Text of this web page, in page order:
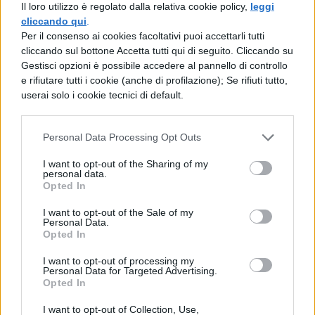
Il loro utilizzo è regolato dalla relativa cookie policy, leggi
cliccando qui
Per il consenso ai cookies facoltativi puoi accettarli tutti
cliccando sul bottone Accetta tutti qui di seguito. Cliccando su
Gestisci opzioni è possibile accedere al pannello di controllo
e rifiutare tutti i cookie (anche di profilazione); Se rifiuti tutto,
userai solo i cookie tecnici di default.
Personal Data Processing Opt Outs
I want to opt-out of the Sharing of my
personal data.
Opted In
I want to opt-out of the Sale of my
Personal Data.
Opted In
I want to opt-out of processing my
Personal Data for Targeted Advertising.
Opted In
I want to opt-out of Collection, Use,
base al proprio singolare credo
costringe le persone che rapisce a
mettersi in gioco e a superare le
proprie debolezze affrontando trappole
tanto ingegnose quanto letali e
dolorosissime.
film ci mostrasse un assassino seriale
avendo visto con attenzione gli horror
del passato? È la premessa che sta alla
base della serie di Wes Craven, in cui
un misterioso killer che indossa la